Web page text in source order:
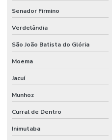
Senador Firmino
Verdelândia
São João Batista do Glória
Moema
Jacuí
Munhoz
Curral de Dentro
Inimutaba